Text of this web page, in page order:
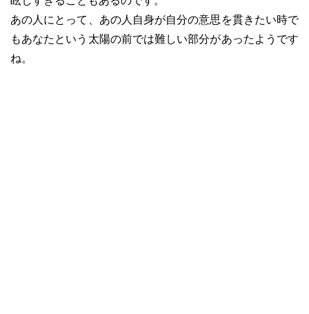
あの人にとって、あの人自身が自分の意思を貫きたい時で
もあなたという太陽の前では難しい部分があったようです
ね。